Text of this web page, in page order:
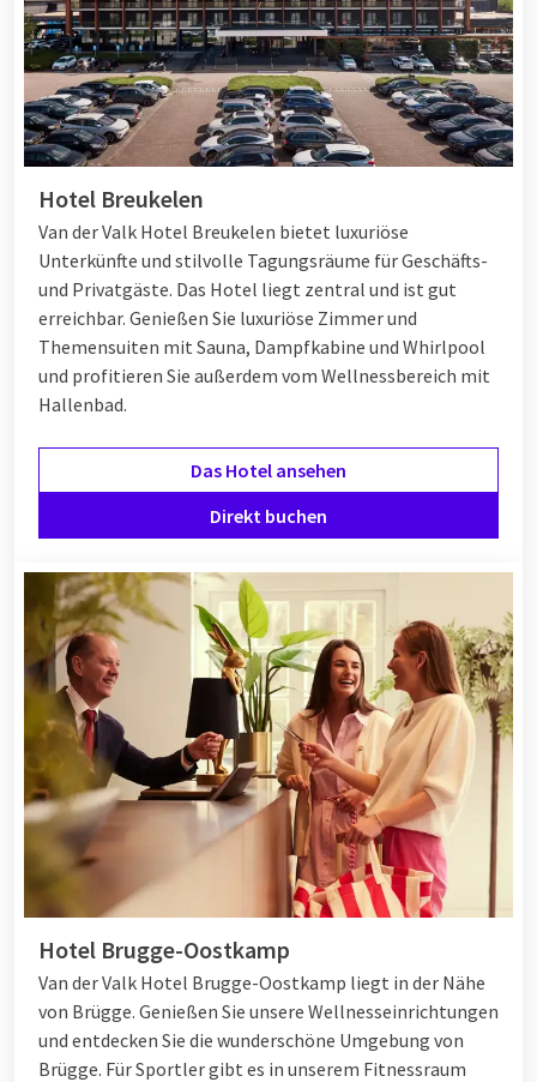
Hotel Breukelen
Van der Valk Hotel Breukelen bietet luxuriöse
Unterkünfte und stilvolle Tagungsräume für Geschäfts-
und Privatgäste. Das Hotel liegt zentral und ist gut
erreichbar. Genießen Sie luxuriöse Zimmer und
Themensuiten mit Sauna, Dampfkabine und Whirlpool
und profitieren Sie außerdem vom Wellnessbereich mit
Hallenbad.
Das Hotel ansehen
Direkt buchen
Hotel Brugge-Oostkamp
Van der Valk Hotel Brugge-Oostkamp liegt in der Nähe
von Brügge. Genießen Sie unsere Wellnesseinrichtungen
und entdecken Sie die wunderschöne Umgebung von
Brügge. Für Sportler gibt es in unserem Fitnessraum